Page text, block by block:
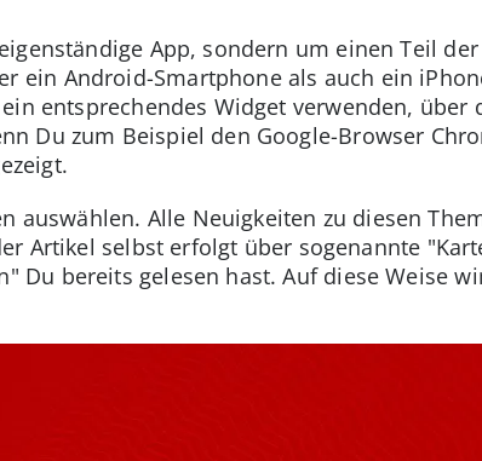
App, sondern um einen Teil
ein Android-Smartphone als auch ein
entsprechendes Widget verwenden, über
Du zum Beispiel den Google-Browser
auswählen. Alle Neuigkeiten zu diesen
Artikel selbst erfolgt über sogenannte
Du bereits gelesen hast. Auf diese Weise